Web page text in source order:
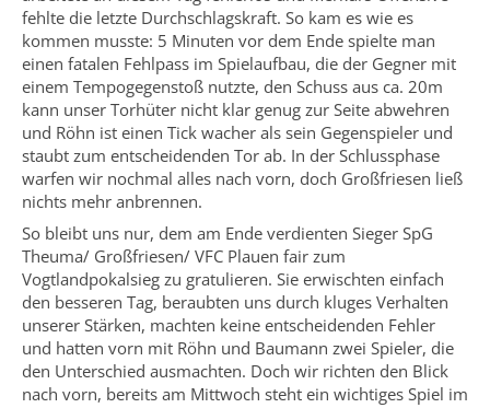
fehlte die letzte Durchschlagskraft. So kam es wie es
kommen musste: 5 Minuten vor dem Ende spielte man
einen fatalen Fehlpass im Spielaufbau, die der Gegner mit
einem Tempogegenstoß nutzte, den Schuss aus ca. 20m
kann unser Torhüter nicht klar genug zur Seite abwehren
und Röhn ist einen Tick wacher als sein Gegenspieler und
staubt zum entscheidenden Tor ab. In der Schlussphase
warfen wir nochmal alles nach vorn, doch Großfriesen ließ
nichts mehr anbrennen.
So bleibt uns nur, dem am Ende verdienten Sieger SpG
Theuma/ Großfriesen/ VFC Plauen fair zum
Vogtlandpokalsieg zu gratulieren. Sie erwischten einfach
den besseren Tag, beraubten uns durch kluges Verhalten
unserer Stärken, machten keine entscheidenden Fehler
und hatten vorn mit Röhn und Baumann zwei Spieler, die
den Unterschied ausmachten. Doch wir richten den Blick
nach vorn, bereits am Mittwoch steht ein wichtiges Spiel im